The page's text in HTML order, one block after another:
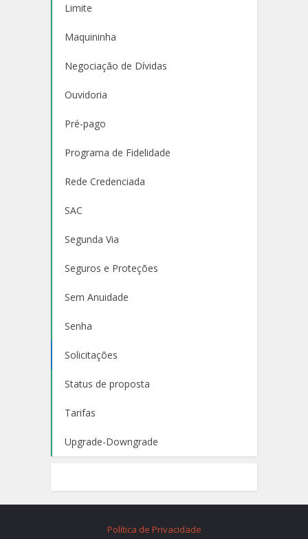
Limite
Maquininha
Negociação de Dívidas
Ouvidoria
Pré-pago
Programa de Fidelidade
Rede Credenciada
SAC
Segunda Via
Seguros e Proteções
Sem Anuidade
Senha
Solicitações
Status de proposta
Tarifas
Upgrade-Downgrade
Política de Privacidade